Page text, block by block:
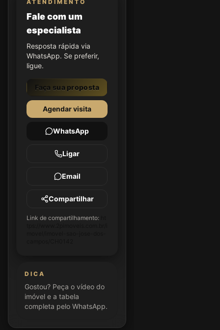
ATENDIMENTO
Fale com um
especialista
Resposta rápida via
WhatsApp. Se preferir,
ligue.
Faça sua proposta
Agendar visita
WhatsApp
Ligar
Email
Compartilhar
Link de compartilhamento:
DICA
Gostou? Peça o vídeo do
imóvel e a tabela
completa pelo WhatsApp.